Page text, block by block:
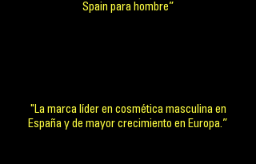
Spain para hombre”
"La marca líder en cosmética masculina en
España y de mayor crecimiento en Europa.”